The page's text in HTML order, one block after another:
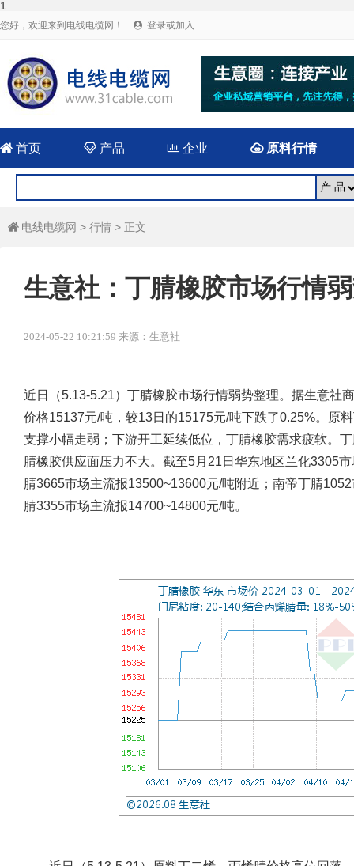
1
您好，欢迎来到电线电缆网！  登录或加入
 首页 产品  企业 原料行情
 电线电缆网 > 行情 > 正文
生意社：丁腈橡胶市场行情
2024-05-22 10:21:59 来源：生意社
近日（5.13-5.21）丁腈橡胶市场行情弱势整理。据生意社
价格15137元/吨，较13日的15175元/吨下跌了0.25%。原
支撑小幅走弱；下游开工延续低位，丁腈橡胶需求疲软。
腈橡胶供应面压力不大。截至5月21日华东地区兰化3305
腈3665市场主流报13500~13600元/吨附近；南帝丁腈
腈3355市场主流报14700~14800元/吨。